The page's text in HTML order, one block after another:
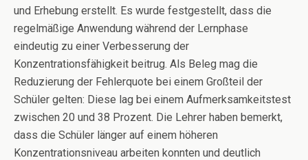
und Erhebung erstellt. Es wurde festgestellt, dass die
regelmäßige Anwendung während der Lernphase
eindeutig zu einer Verbesserung der
Konzentrationsfähigkeit beitrug. Als Beleg mag die
Reduzierung der Fehlerquote bei einem Großteil der
Schüler gelten: Diese lag bei einem Aufmerksamkeitstest
zwischen 20 und 38 Prozent. Die Lehrer haben bemerkt,
dass die Schüler länger auf einem höheren
Konzentrationsniveau arbeiten konnten und deutlich